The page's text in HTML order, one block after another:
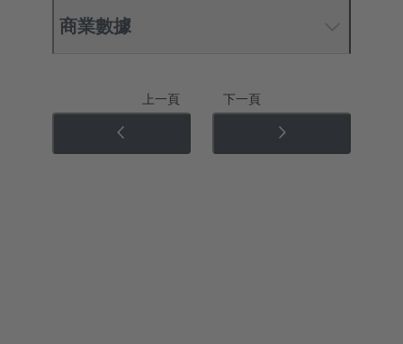
商業數據
上一頁 下一頁